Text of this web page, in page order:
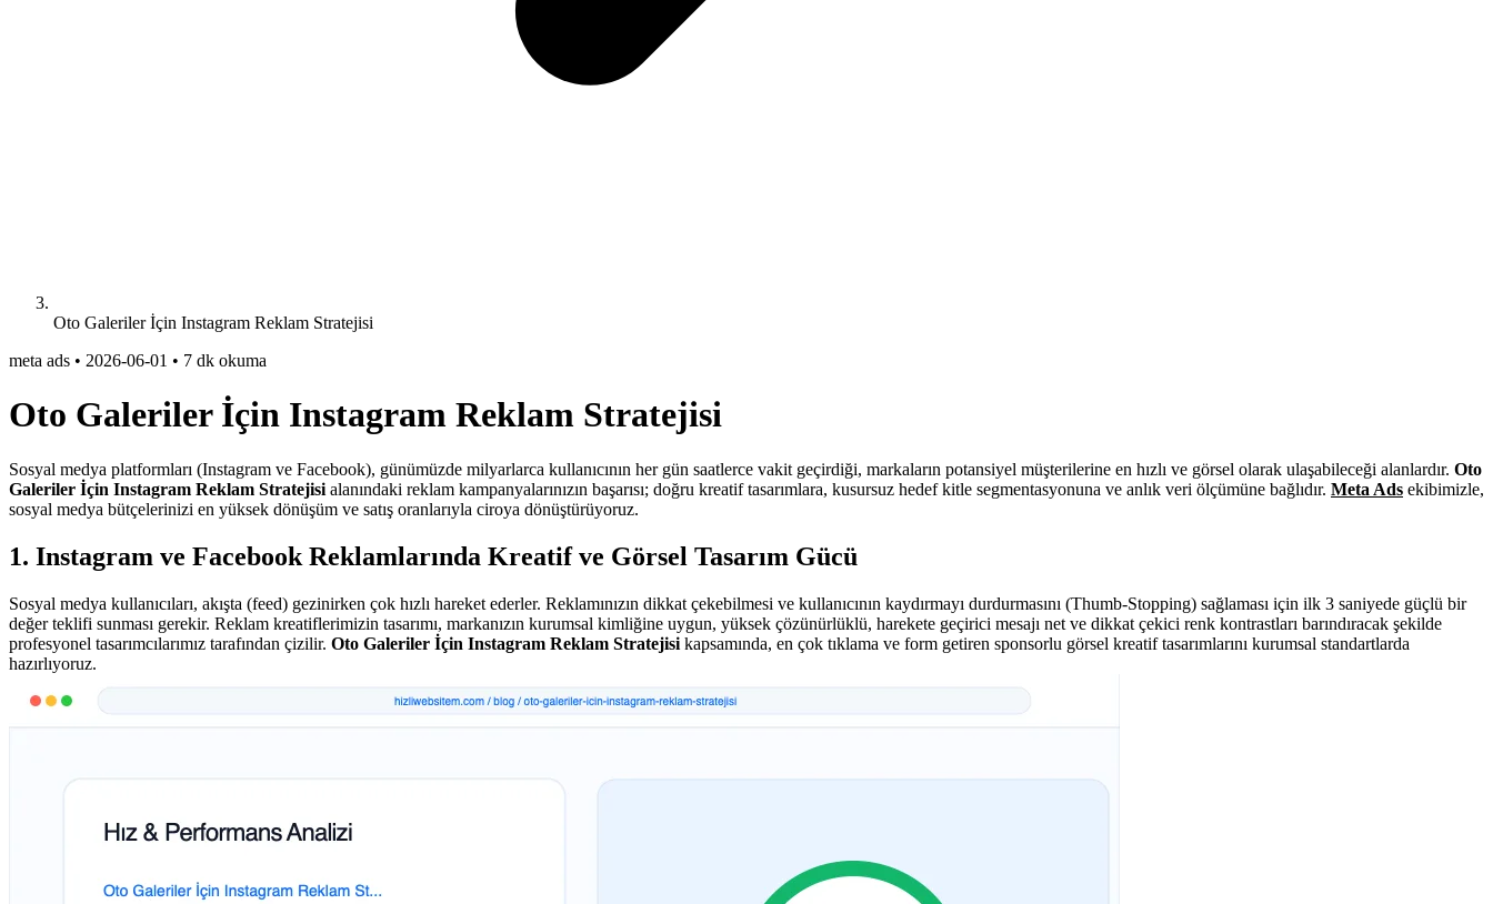
Oto Galeriler İçin Instagram Reklam Stratejisi
meta ads • 2026-06-01 • 7 dk okuma
Oto Galeriler İçin Instagram Reklam Stratejisi
Sosyal medya platformları (Instagram ve Facebook), günümüzde milyarlarca kullanıcının her gün saatlerce vakit geçirdiği, markaların potansiyel müşterilerine en hızlı ve görsel olarak ulaşabileceği alanlardır. Oto
Galeriler İçin Instagram Reklam Stratejisi alanındaki reklam kampanyalarınızın başarısı; doğru kreatif tasarımlara, kusursuz hedef kitle segmentasyonuna ve anlık veri ölçümüne bağlıdır. Meta Ads ekibimizle,
sosyal medya bütçelerinizi en yüksek dönüşüm ve satış oranlarıyla ciroya dönüştürüyoruz.
1. Instagram ve Facebook Reklamlarında Kreatif ve Görsel Tasarım Gücü
Sosyal medya kullanıcıları, akışta (feed) gezinirken çok hızlı hareket ederler. Reklamınızın dikkat çekebilmesi ve kullanıcının kaydırmayı durdurmasını (Thumb-Stopping) sağlaması için ilk 3 saniyede güçlü bir
değer teklifi sunması gerekir. Reklam kreatiflerimizin tasarımı, markanızın kurumsal kimliğine uygun, yüksek çözünürlüklü, harekete geçirici mesajı net ve dikkat çekici renk kontrastları barındıracak şekilde
profesyonel tasarımcılarımız tarafından çizilir. Oto Galeriler İçin Instagram Reklam Stratejisi kapsamında, en çok tıklama ve form getiren sponsorlu görsel kreatif tasarımlarını kurumsal standartlarda
hazırlıyoruz.